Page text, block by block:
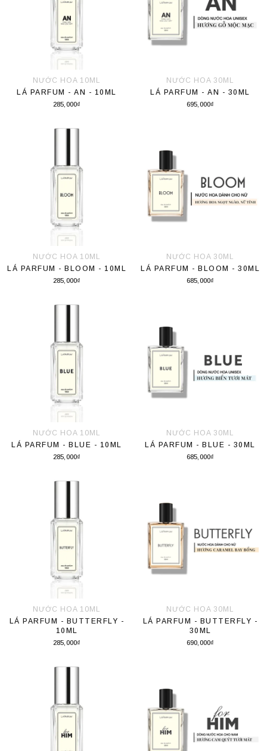
NƯỚC HOA 10ML
LÁ PARFUM - AN - 10ML
285,000₫
NƯỚC HOA 30ML
LÁ PARFUM - AN - 30ML
695,000₫
NƯỚC HOA 10ML
LÁ PARFUM - BLOOM - 10ML
285,000₫
NƯỚC HOA 30ML
LÁ PARFUM - BLOOM - 30ML
685,000₫
NƯỚC HOA 10ML
LÁ PARFUM - BLUE - 10ML
285,000₫
NƯỚC HOA 30ML
LÁ PARFUM - BLUE - 30ML
685,000₫
NƯỚC HOA 10ML
LÁ PARFUM - BUTTERFLY -
10ML
285,000₫
NƯỚC HOA 30ML
LÁ PARFUM - BUTTERFLY -
30ML
690,000₫